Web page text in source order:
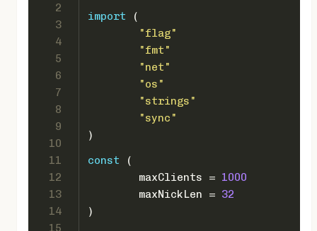
2
3
4
5
6
7
8
9
10
11
12
13
14
15
import (
"flag"
"fmt"
"net"
"os"
"strings"
"sync"
)
const (
	maxClients =
1000
	maxNickLen =
32
)